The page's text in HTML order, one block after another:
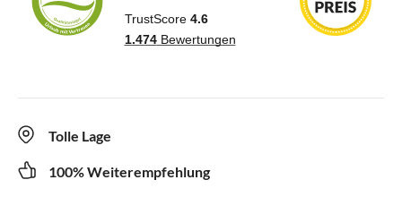
Tolle Lage
100% Weiterempfehlung